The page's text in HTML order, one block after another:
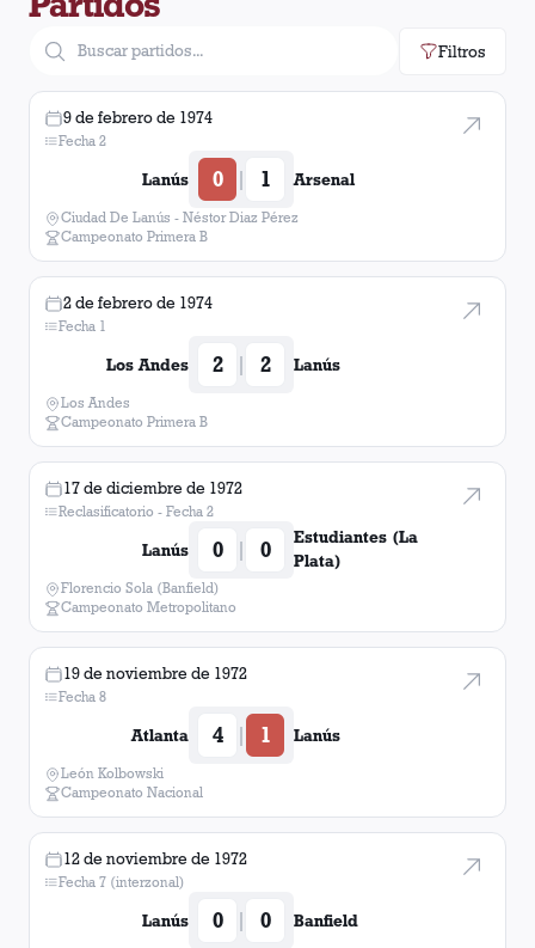
Defensores de Belgrano
Argentinos Juniors
Almirante Brown
Filtros
9 de febrero de 1974
Fecha 2
Lanús 0 | 1 Arsenal
Ciudad De Lanús - Néstor Diaz Pérez
Campeonato Primera B
2 de febrero de 1974
Fecha 1
Los Andes 2 | 2 Lanús
Los Andes
Campeonato Primera B
17 de diciembre de 1972
Reclasificatorio - Fecha 2
Lanús 0 | 0
Estudiantes (La
Plata)
Florencio Sola (Banfield)
Campeonato Metropolitano
19 de noviembre de 1972
Fecha 8
Atlanta 4 | 1 Lanús
León Kolbowski
Campeonato Nacional
12 de noviembre de 1972
Fecha 7 (interzonal)
Lanús 0 | 0 Banfield